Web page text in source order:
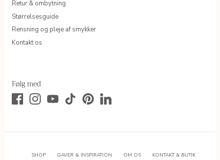
Retur & ombytning
Størrelsesguide
Rensning og pleje af smykker
Kontakt os
Følg med
SHOP GAVER & INSPIRATION OM OS KONTAKT & BUTIK